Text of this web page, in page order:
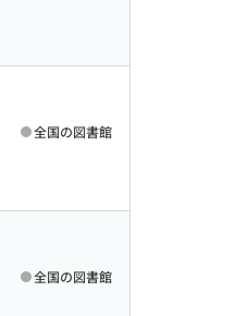
全国の図書館
全国の図書館